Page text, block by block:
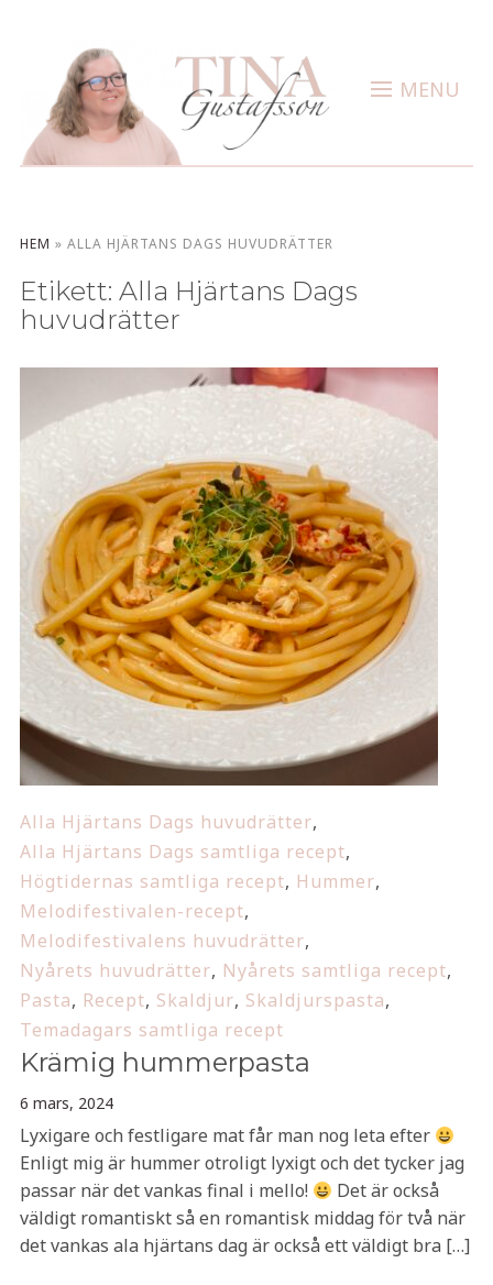
MENU
HEM » ALLA HJÄRTANS DAGS HUVUDRÄTTER
Etikett: Alla Hjärtans Dags
huvudrätter
Alla Hjärtans Dags huvudrätter,
Alla Hjärtans Dags samtliga recept,
Högtidernas samtliga recept, Hummer,
Melodifestivalen-recept,
Melodifestivalens huvudrätter,
Nyårets huvudrätter, Nyårets samtliga recept,
Pasta, Recept, Skaldjur, Skaldjurspasta,
Temadagars samtliga recept
Krämig hummerpasta
6 mars, 2024
Lyxigare och festligare mat får man nog leta efter
Enligt mig är hummer otroligt lyxigt och det tycker jag
passar när det vankas final i mello!
Det är också
väldigt romantiskt så en romantisk middag för två när
det vankas ala hjärtans dag är också ett väldigt bra […]